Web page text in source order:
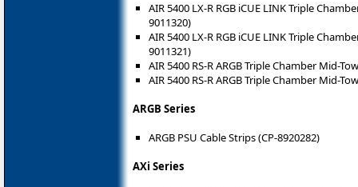
AIR 5400 LX-R RGB iCUE LINK Triple
9011320)
AIR 5400 LX-R RGB iCUE LINK Triple
9011321)
AIR 5400 RS-R ARGB Triple Chamber Mid-
AIR 5400 RS-R ARGB Triple Chamber Mid-
ARGB Series
ARGB PSU Cable Strips (CP-8920282)
AXi Series